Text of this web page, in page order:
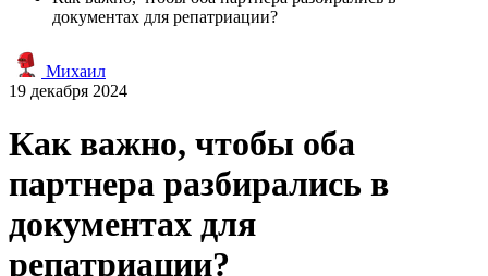
документах для репатриации?
Михаил
19 декабря 2024
Как важно, чтобы оба
партнера разбирались в
документах для
репатриации?